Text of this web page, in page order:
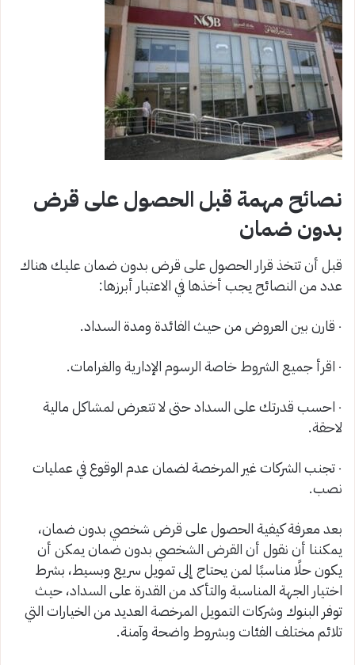
نصائح مهمة قبل الحصول على قرض
بدون ضمان
قبل أن تتخذ قرار الحصول على قرض بدون ضمان عليك هناك
عدد من النصائح يجب أخذها في الاعتبار أبرزها:
٠ قارن بين العروض من حيث الفائدة ومدة السداد.
٠ اقرأ جميع الشروط خاصة الرسوم الإدارية والغرامات.
٠ احسب قدرتك على السداد حتى لا تتعرض لمشاكل مالية
لاحقة.
٠ تجنب الشركات غير المرخصة لضمان عدم الوقوع في عمليات
نصب.
بعد معرفة كيفية الحصول على قرض شخصي بدون ضمان،
يمكننا أن نقول أن القرض الشخصي بدون ضمان يمكن أن
يكون حلًا مناسبًا لمن يحتاج إلى تمويل سريع وبسيط، بشرط
اختيار الجهة المناسبة والتأكد من القدرة على السداد، حيث
توفر البنوك وشركات التمويل المرخصة العديد من الخيارات التي
تلائم مختلف الفئات وبشروط واضحة وآمنة.